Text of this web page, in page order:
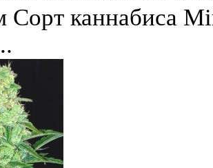
Сорт каннабиса